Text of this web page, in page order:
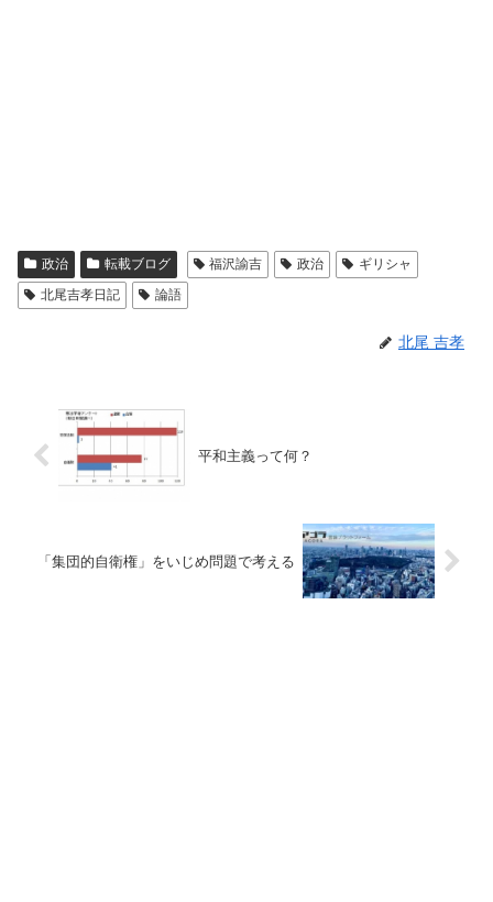
政治 転載ブログ 福沢諭吉 政治
ギリシャ
北尾吉孝日記
論語
北尾 吉孝
平和主義って何？
「集団的自衛権」をいじめ問題で考える